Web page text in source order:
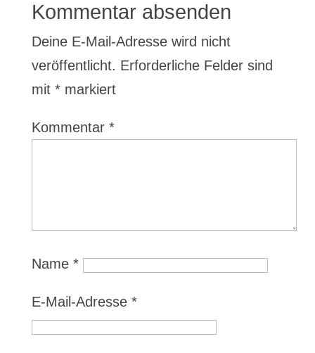
Kommentar absenden
Deine E-Mail-Adresse wird nicht
veröffentlicht. Erforderliche Felder sind
mit *markiert
Kommentar *
Name *
E-Mail-Adresse *